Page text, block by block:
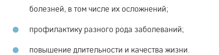
болезней, в том числе их осложнений;
профилактику разного рода заболеваний;
повышение длительности и качества жизни.